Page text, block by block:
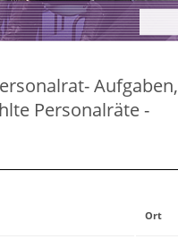
Aufgaben,
Personalräte -
Ort